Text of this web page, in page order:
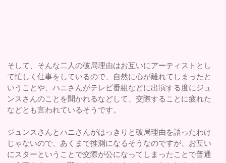
そして、そんな二人の破局理由はお互いにアーティストとし
て忙しく仕事をしているので、自然に心が離れてしまったと
いうことや、ハニさんがテレビ番組などに出演する度にジュ
ンスさんのことを聞かれるなどして、交際することに疲れた
などとも言われているそうです。
ジュンスさんとハニさんがはっきりと破局理由を語ったわけ
じゃないので、あくまで推測になるそうなのですが、お互い
にスターということで交際が公になってしまったことで普通